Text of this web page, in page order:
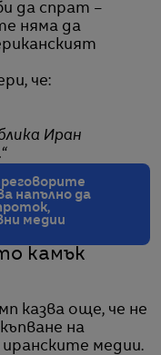
да спрат –
няма да
че:
Иран
напълно да
медии
камък
казва още, че не
на
медии.